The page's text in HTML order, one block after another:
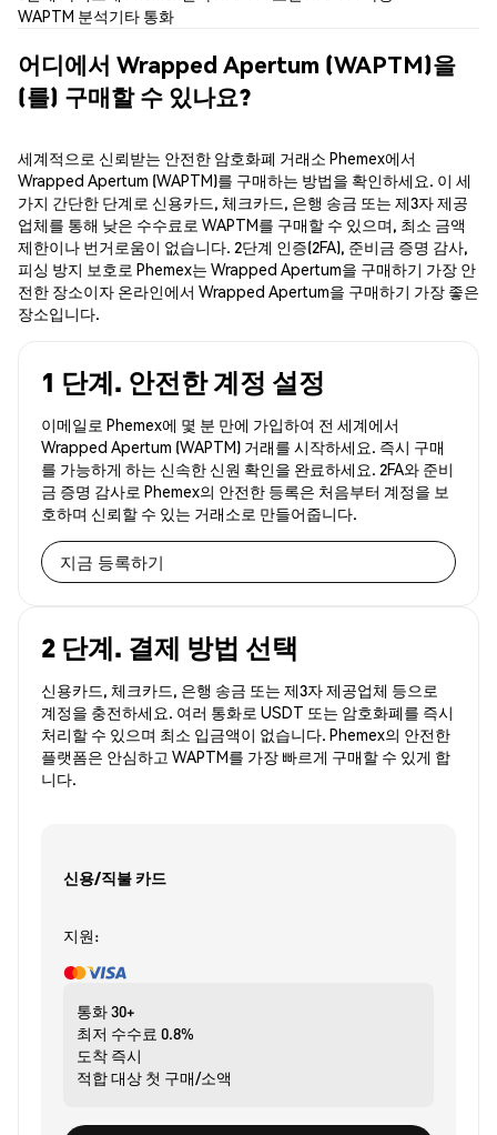
WAPTM 분석기타 통화
어디에서 Wrapped Apertum (WAPTM)을
(를) 구매할 수 있나요?
세계적으로 신뢰받는 안전한 암호화폐 거래소 Phemex에서
Wrapped Apertum (WAPTM)를 구매하는 방법을 확인하세요. 이 세
가지 간단한 단계로 신용카드, 체크카드, 은행 송금 또는 제3자 제공
업체를 통해 낮은 수수료로 WAPTM를 구매할 수 있으며, 최소 금액
제한이나 번거로움이 없습니다. 2단계 인증(2FA), 준비금 증명 감사,
피싱 방지 보호로 Phemex는 Wrapped Apertum을 구매하기 가장 안
전한 장소이자 온라인에서 Wrapped Apertum을 구매하기 가장 좋은
장소입니다.
1 단계. 안전한 계정 설정
이메일로 Phemex에 몇 분 만에 가입하여 전 세계에서
Wrapped Apertum (WAPTM) 거래를 시작하세요. 즉시 구매
를 가능하게 하는 신속한 신원 확인을 완료하세요. 2FA와 준비
금 증명 감사로 Phemex의 안전한 등록은 처음부터 계정을 보
호하며 신뢰할 수 있는 거래소로 만들어줍니다.
지금 등록하기
2 단계. 결제 방법 선택
신용카드, 체크카드, 은행 송금 또는 제3자 제공업체 등으로
계정을 충전하세요. 여러 통화로 USDT 또는 암호화폐를 즉시
처리할 수 있으며 최소 입금액이 없습니다. Phemex의 안전한
플랫폼은 안심하고 WAPTM를 가장 빠르게 구매할 수 있게 합
니다.
신용/직불 카드
지원:
통화30+
최저 수수료 0.8%
도착 즉시
적합 대상 첫 구매/소액